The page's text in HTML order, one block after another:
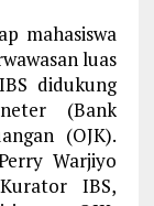
mahasiswa
luas
didukung
(Bank
(OJK).
Warjiyo
IBS,